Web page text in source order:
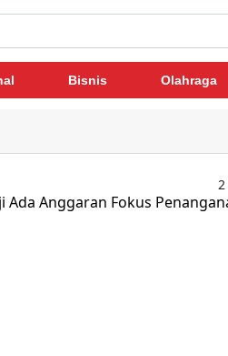
Bisnis Olahraga
Ada Anggaran Fokus